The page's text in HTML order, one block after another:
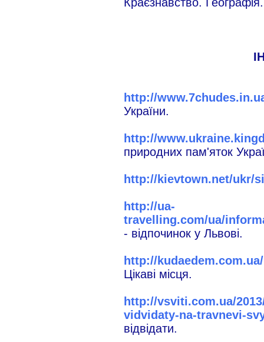
http://
України.
http://
природних пам'яток
http://kievtown.net/ukr/
http://ua-
travelling.com/ua/
- відпочинок у Львові.
http://
Цікаві місця.
http://vsviti.com.ua/
vidvidaty-na-travnevi-
відвідати.